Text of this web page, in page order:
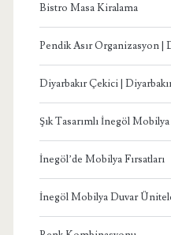
Bistro Masa Kiralama
Pendik Asır Organizasyon |
Diyarbakır Çekici |
Şık Tasarımlı İnegöl
İnegöl’de Mobilya Fırsatları
İnegöl Mobilya Duvar